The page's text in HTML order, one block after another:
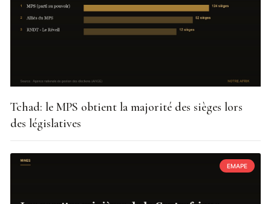
Tchad: le MPS obtient la majorité des sièges lors
des législatives
EMAPE